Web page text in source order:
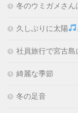
冬のウミガメさん
久しぶりに太陽
社員旅行で宮古島
綺麗な季節
冬の足音